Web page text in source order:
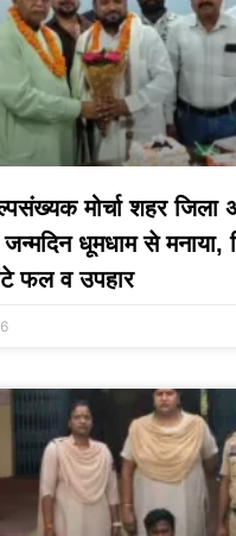
मोर्चा शहर जिला
धूमधाम से मनाया,
फल व उपहार